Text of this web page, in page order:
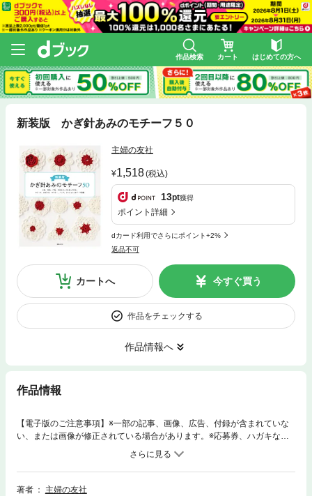
作品検索 カート はじめての方へ
新装版 かぎ針あみのモチーフ５０
主婦の友社
1,518(税込)
13pt獲得
ポイント詳細
dカード利用でさらにポイント+2%
返品不可
カートへ 今すぐ買う
作品をチェックする
作品情報へ
作品情報
【電子版のご注意事項】※一部の記事、画像、広告、付録が含まれていな
い、または画像が修正されている場合があります。※応募券、ハガキなど
はご利用いただけません。※掲載時の商品やサービスは、時間の経過にと
もない提供が終了している場合があります。以上、あらかじめご了承の上
お楽しみください。かぎ針あみのモチーフつなぎの作品集。三角、四角、
六角、円形の４つのパターン別にモチーフの数を５０点掲載。それぞれの
著者
主婦の友社